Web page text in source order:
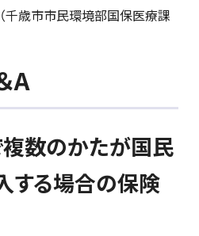
千歳市市民環境部国保医療課
A
数のかたが国民
する場合の保険